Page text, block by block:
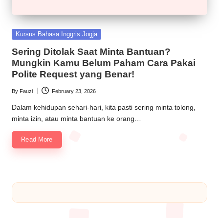
Kursus Bahasa Inggris Jogja
Sering Ditolak Saat Minta Bantuan?
Mungkin Kamu Belum Paham Cara Pakai
Polite Request yang Benar!
By Fauzi February 23, 2026
Dalam kehidupan sehari-hari, kita pasti sering minta tolong,
minta izin, atau minta bantuan ke orang…
Read More